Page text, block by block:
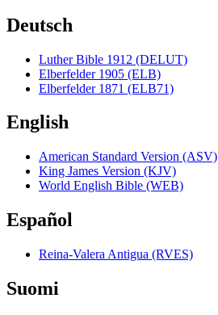
Deutsch
Luther Bible 1912 (DELUT)
Elberfelder 1905 (ELB)
Elberfelder 1871 (ELB71)
English
American Standard Version (ASV)
King James Version (KJV)
World English Bible (WEB)
Español
Reina-Valera Antigua (RVES)
Suomi